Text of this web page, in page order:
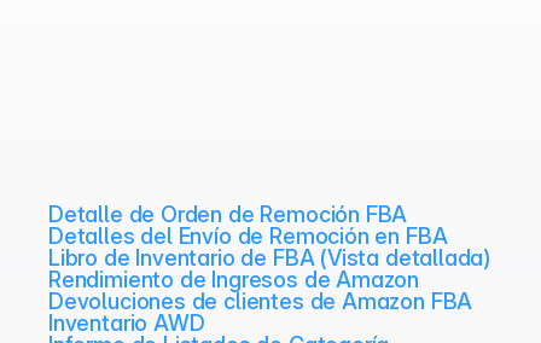
Detalle de Orden de Remoción FBA
Detalles del Envío de Remoción en FBA
Libro de Inventario de FBA (Vista detallada)
Rendimiento de Ingresos de Amazon
Devoluciones de clientes de Amazon FBA
Inventario AWD